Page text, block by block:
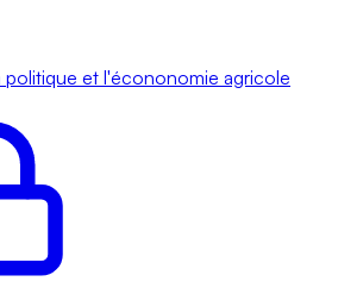
politique et l'écononomie agricole